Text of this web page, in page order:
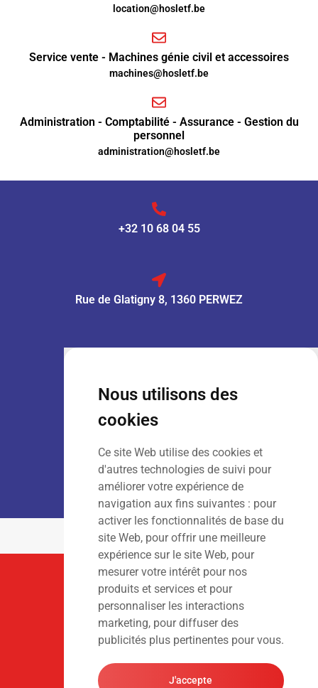
Nous utilisons des
cookies
Ce site Web utilise des cookies et
d'autres technologies de suivi pour
améliorer votre expérience de
navigation aux fins suivantes : pour
activer les fonctionnalités de base du
site Web, pour offrir une meilleure
expérience sur le site Web, pour
mesurer votre intérêt pour nos
produits et services et pour
personnaliser les interactions
marketing, pour diffuser des
publicités plus pertinentes pour vous.
J'accepte
location@hosletf.be
Service vente - Machines génie civil et accessoires
machines@hosletf.be
Administration - Comptabilité - Assurance - Gestion du
personnel
administration@hosletf.be
+32 10 68 04 55
Rue de Glatigny 8, 1360 PERWEZ
: 9h00 – 13h00
Dim: Fermé
LOCATION :
Lun – Ven: 7h00 – 18h00
Sam – Dim
: Fermé
Suivez-Nous